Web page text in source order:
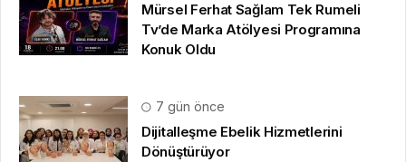
Mürsel Ferhat Sağlam Tek Rumeli
Tv’de Marka Atölyesi Programına
Konuk Oldu
7 gün önce
Dijitalleşme Ebelik Hizmetlerini
Dönüştürüyor